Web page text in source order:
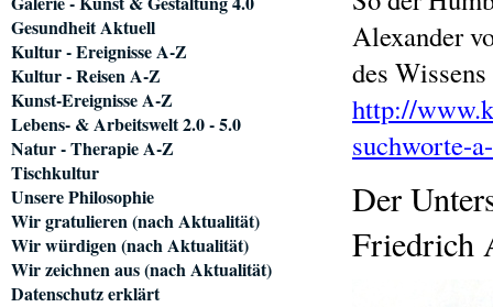
Alexander
des
http://
suchworte-
Der
Friedrich
Gesundheit Aktuell
Kultur - Ereignisse A-Z
Kultur - Reisen A-Z
Kunst-Ereignisse A-Z
Lebens- & Arbeitswelt 2.0 - 5.0
Natur - Therapie A-Z
Tischkultur
Unsere Philosophie
Wir gratulieren (nach Aktualität)
Wir würdigen (nach Aktualität)
Wir zeichnen aus (nach Aktualität)
Datenschutz erklärt